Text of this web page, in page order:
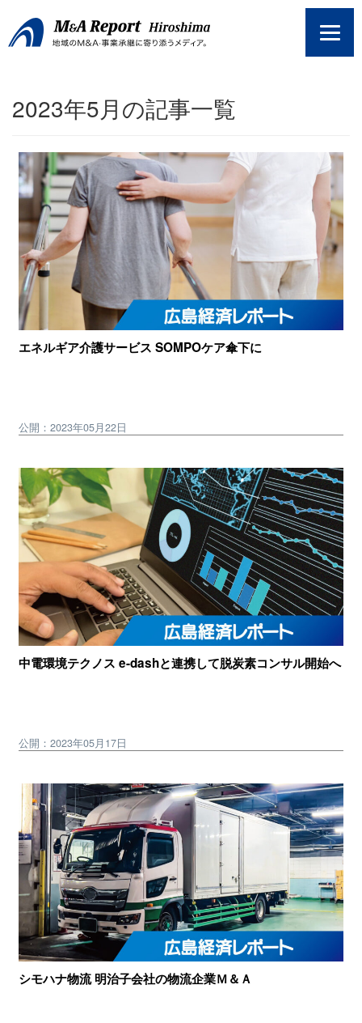
ン
2023年5月の記事一覧
エネルギア介護サービス SOMPOケア傘下に
公開：2023年05月22日
中電環境テクノス e-dashと連携して脱炭素コンサル開始へ
公開：2023年05月17日
シモハナ物流 明治子会社の物流企業Ｍ＆Ａ